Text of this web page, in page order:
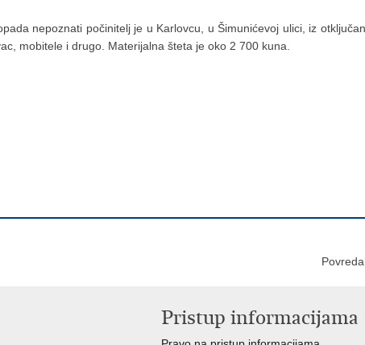
nepoznati počinitelj je u Karlovcu, u Šimunićevoj ulici, iz
mobitele i drugo. Materijalna šteta je oko 2 700 kuna.
Pristup informacijama